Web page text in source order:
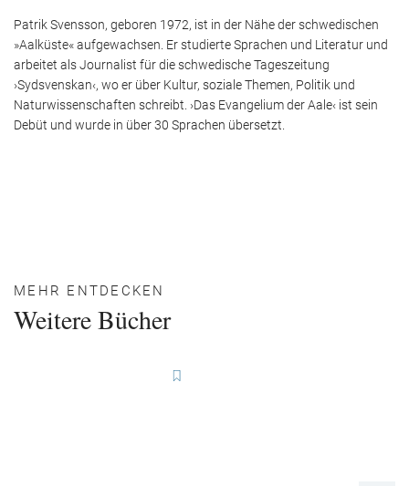
Patrik Svensson, geboren 1972, ist in der Nähe der schwedischen
»Aalküste« aufgewachsen. Er studierte Sprachen und Literatur und
arbeitet als Journalist für die schwedische Tageszeitung
›Sydsvenskan‹, wo er über Kultur, soziale Themen, Politik und
Naturwissenschaften schreibt. ›Das Evangelium der Aale‹ ist sein
Debüt und wurde in über 30 Sprachen übersetzt.
MEHR ENTDECKEN
Weitere Bücher